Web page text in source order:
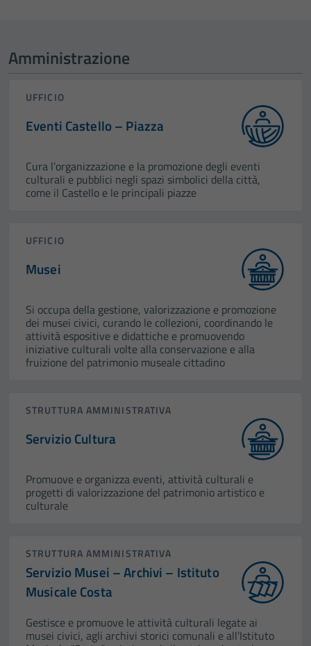
Amministrazione
UFFICIO
Eventi Castello – Piazza
Cura l’organizzazione e la promozione degli eventi
culturali e pubblici negli spazi simbolici della città,
come il Castello e le principali piazze
UFFICIO
Musei
Si occupa della gestione, valorizzazione e promozione
dei musei civici, curando le collezioni, coordinando le
attività espositive e didattiche e promuovendo
iniziative culturali volte alla conservazione e alla
fruizione del patrimonio museale cittadino
STRUTTURA AMMINISTRATIVA
Servizio Cultura
Promuove e organizza eventi, attività culturali e
progetti di valorizzazione del patrimonio artistico e
culturale
STRUTTURA AMMINISTRATIVA
Servizio Musei – Archivi – Istituto
Musicale Costa
Gestisce e promuove le attività culturali legate ai
musei civici, agli archivi storici comunali e all’Istituto